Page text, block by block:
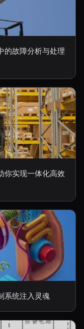
的故障分析与处理
你实现一体化高效
系统注入灵魂